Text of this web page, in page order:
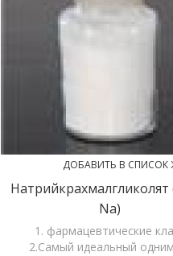
ДОБАВИТЬ В СПИСОК
Натрийкрахмалгликолят
Na)
1. фармацевтические
2.Самый идеальный